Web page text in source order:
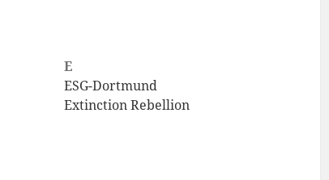
E
ESG-Dortmund
Extinction Rebellion